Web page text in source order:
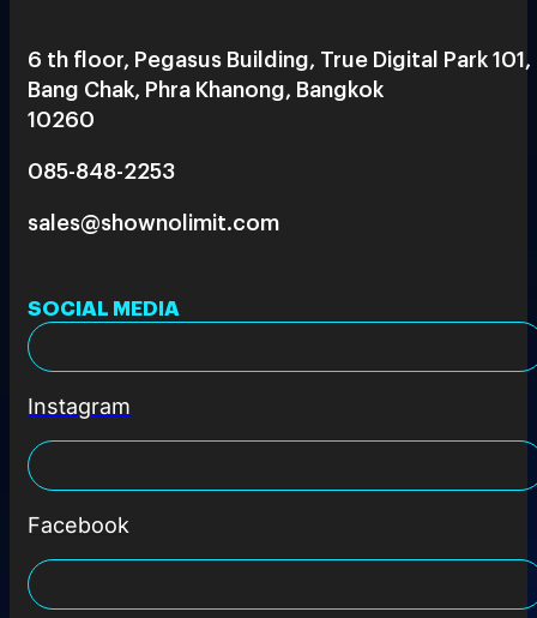
6 th floor, Pegasus Building, True Digital Park 101,
Bang Chak, Phra Khanong, Bangkok
10260
085-848-2253
sales@shownolimit.com
SOCIAL MEDIA
Instagram
Facebook